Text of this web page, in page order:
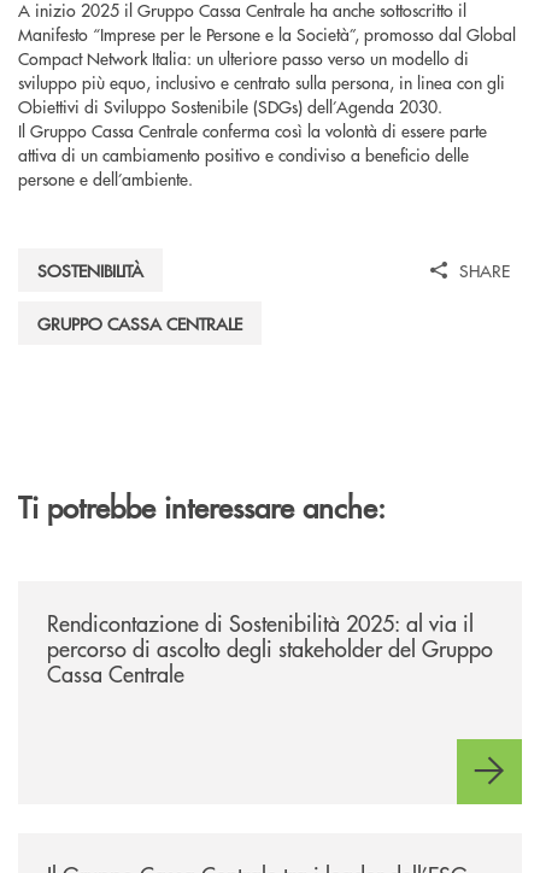
A inizio 2025 il Gruppo Cassa Centrale ha anche sottoscritto il
Manifesto “Imprese per le Persone e la Società”, promosso dal Global
Compact Network Italia: un ulteriore passo verso un modello di
sviluppo più equo, inclusivo e centrato sulla persona, in linea con gli
Obiettivi di Sviluppo Sostenibile (SDGs) dell’Agenda 2030.
Il Gruppo Cassa Centrale conferma così la volontà di essere parte
attiva di un cambiamento positivo e condiviso a beneficio delle
persone e dell’ambiente.
SOSTENIBILITÀ
GRUPPO CASSA CENTRALE
SHARE
Ti potrebbe interessare anche:
Rendicontazione di Sostenibilità 2025: al via il
percorso di ascolto degli stakeholder del Gruppo
Cassa Centrale